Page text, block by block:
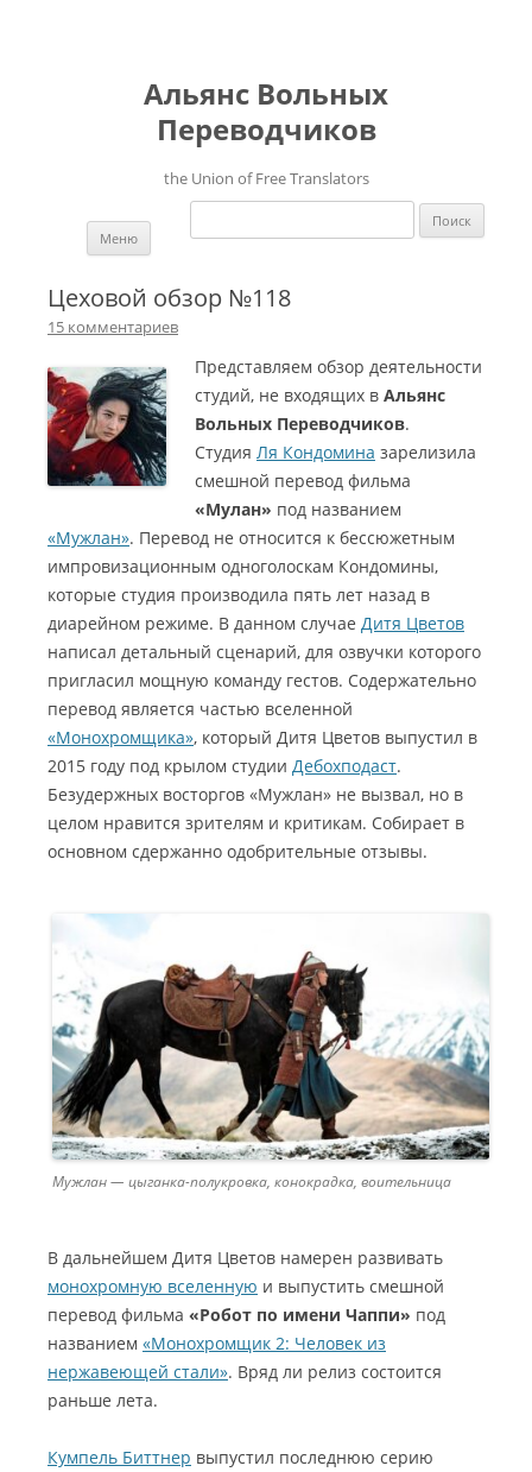
Альянс Вольных
Переводчиков
the Union of Free Translators
Найти:
Меню
Цеховой обзор №118
15 комментариев
Представляем обзор деятельности
студий, не входящих в Альянс
Вольных Переводчиков.
Студия Ля Кондомина зарелизила
смешной перевод фильма
«Мулан» под названием
«Мужлан». Перевод не относится к бессюжетным
импровизационным одноголоскам Кондомины,
которые студия производила пять лет назад в
диарейном режиме. В данном случае Дитя Цветов
написал детальный сценарий, для озвучки которого
пригласил мощную команду гестов. Содержательно
перевод является частью вселенной
«Монохромщика», который Дитя Цветов выпустил в
2015 году под крылом студии Дебохподаст.
Безудержных восторгов «Мужлан» не вызвал, но в
целом нравится зрителям и критикам. Собирает в
основном сдержанно одобрительные отзывы.
Мужлан — цыганка-полукровка, конокрадка, воительница
В дальнейшем Дитя Цветов намерен развивать
монохромную вселенную и выпустить смешной
перевод фильма «Робот по имени Чаппи» под
названием «Монохромщик 2: Человек из
нержавеющей стали». Вряд ли релиз состоится
раньше лета.
Кумпель Биттнер выпустил последнюю серию